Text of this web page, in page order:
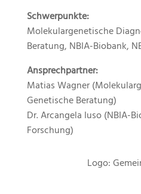
Schwerpunkte:
Molekulargenetische
Beratung, NBIA-Biobank,
Ansprechpartner:
Matias Wagner
Genetische Beratung)
Dr. Arcangela Iuso (NBIA-
Forschung)
Logo: